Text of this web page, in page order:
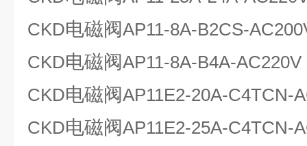
CKD电磁阀AP11-8A-B2CS-
CKD电磁阀AP11-8A-B4A-AC220V
CKD电磁阀AP11E2-20A-C4TCN-
CKD电磁阀AP11E2-25A-C4TCN-